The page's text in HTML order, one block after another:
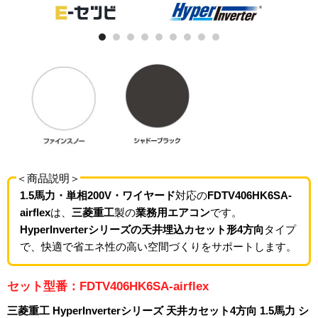
＜商品説明＞
1.5馬力・単相200V・ワイヤード対応のFDTV406HK6SA-
airflexは、 三菱重工製の業務用エアコンです。
HyperInverterシリーズの天井埋込カセット形4方向タイプ
で、快適で省エネ性の高い空間づくりをサポートします。
セット型番：FDTV406HK6SA-airflex
三菱重工 HyperInverterシリーズ 天井カセット4方向 1.5馬力 シ